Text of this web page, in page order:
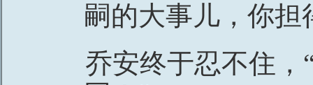
嗣的大事儿，你担
乔安终于忍不住